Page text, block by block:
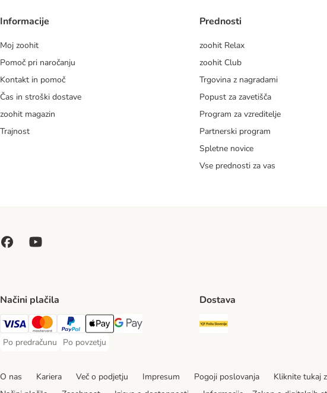
Informacije
Moj zoohit
Pomoč pri naročanju
Kontakt in pomoč
Čas in stroški dostave
zoohit magazin
Trajnost
Prednosti
zoohit Relax
zoohit Club
Trgovina z nagradami
Popust za zavetišča
Program za vzreditelje
Partnerski program
Spletne novice
Vse prednosti za vas
Načini plačila
Visa Payment Method
MasterCard Payment Method
PayPal Payment Method
Apple Pay Payment Method
Google pay Payment Method
Po predračunu
Po predračunu Payment Method
Po povzetju
Po povzetju Payment Method
Dostava
Pošta Slovenije Shipping
O nas Kariera Več o podjetju Impresum Pogoji poslovanja Kliknite tukaj